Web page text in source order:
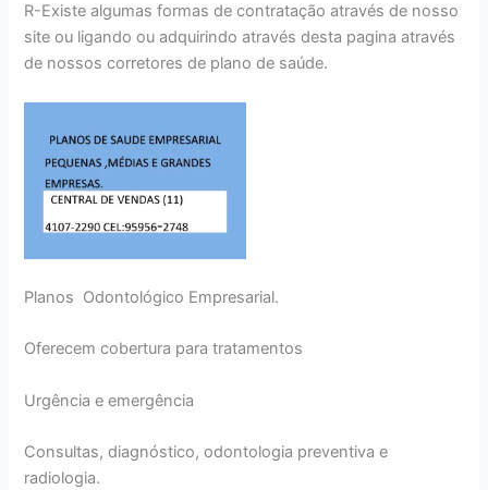
R-Existe algumas formas de contratação através de nosso
site ou ligando ou adquirindo através desta pagina através
de nossos corretores de plano de saúde.
Planos Odontológico Empresarial.
Oferecem cobertura para tratamentos
Urgência e emergência
Consultas, diagnóstico, odontologia preventiva e
radiologia.